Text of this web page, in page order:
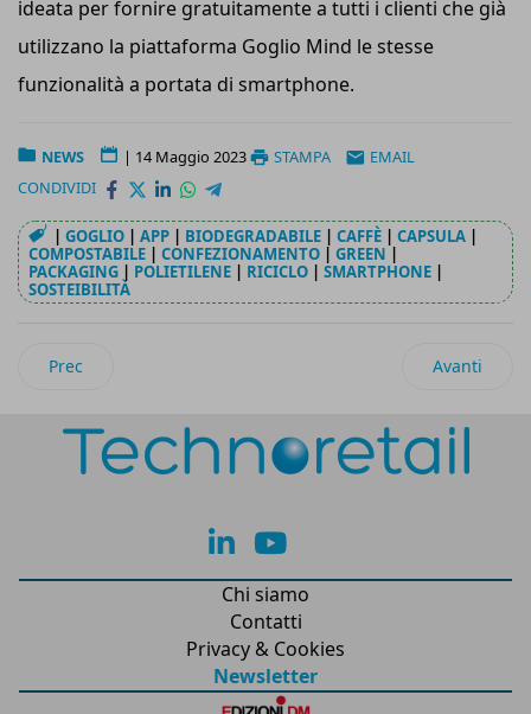
ideata per fornire gratuitamente a tutti i clienti che già
utilizzano la piattaforma Goglio Mind le stesse
funzionalità a portata di smartphone.
NEWS | 14 Maggio 2023 STAMPA
EMAIL
CONDIVIDI
| GOGLIO | APP | BIODEGRADABILE | CAFFÈ | CAPSULA |
COMPOSTABILE | CONFEZIONAMENTO | GREEN |
PACKAGING | POLIETILENE | RICICLO | SMARTPHONE |
SOSTEIBILITÀ
Articolo precedente: Shop in A Bag: un ecosistema di
Prec Articolo
Avanti
lk yt
Chi siamo
Contatti
Privacy & Cookies
Newsletter